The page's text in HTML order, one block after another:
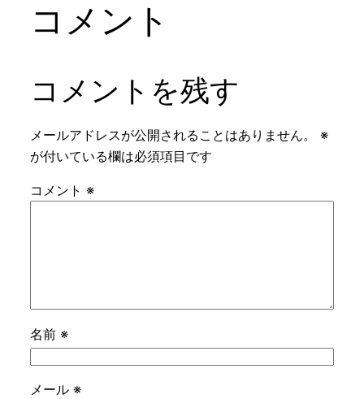
コメント
コメントを残す
メールアドレスが公開されることはありません。
※
が付いている欄は必須項目です
コメント ※
名前 ※
メール ※